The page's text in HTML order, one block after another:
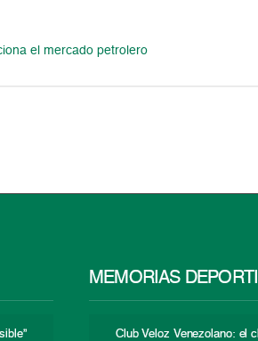
el mercado petrolero
MEMORIAS
Club Veloz Venezolano: el